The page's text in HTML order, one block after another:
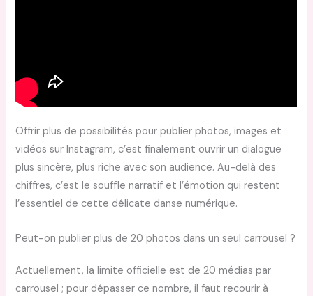
Offrir plus de possibilités pour publier photos, images et
vidéos sur Instagram, c’est finalement ouvrir un dialogue
plus sincère, plus riche avec son audience. Au-delà des
chiffres, c’est le souffle narratif et l’émotion qui restent
l’essentiel de cette délicate danse numérique.
Peut-on publier plus de 20 photos dans un seul carrousel ?
Actuellement, la limite officielle est de 20 médias par
carrousel ; pour dépasser ce nombre, il faut recourir à